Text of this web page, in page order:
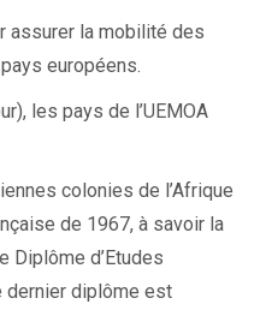
assurer la mobilité des
européens.
les pays de l’UEMOA
colonies de l’Afrique
de 1967, à savoir la
Diplôme d’Etudes
dernier diplôme est